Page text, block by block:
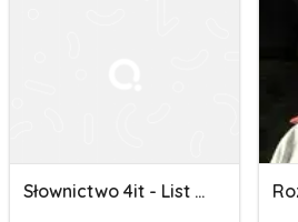
Słownictwo 4it - List Motywacyjny/rozmowa Kwalifikacyjna/CV